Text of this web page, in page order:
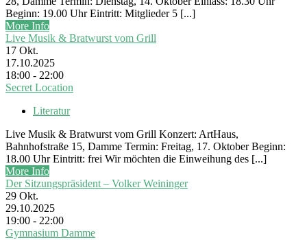
Beginn: 19.00 Uhr Eintritt: Mitglieder 5 [...]
More Info
Live Musik & Bratwurst vom Grill
17 Okt.
17.10.2025
18:00 - 22:00
Secret Location
Literatur
Live Musik & Bratwurst vom Grill Konzert: ArtHaus,
Bahnhofstraße 15, Damme Termin: Freitag, 17. Oktober Beginn:
18.00 Uhr Eintritt: frei Wir möchten die Einweihung des [...]
More Info
Der Sitzungspräsident – Volker Weininger
29 Okt.
29.10.2025
19:00 - 22:00
Gymnasium Damme